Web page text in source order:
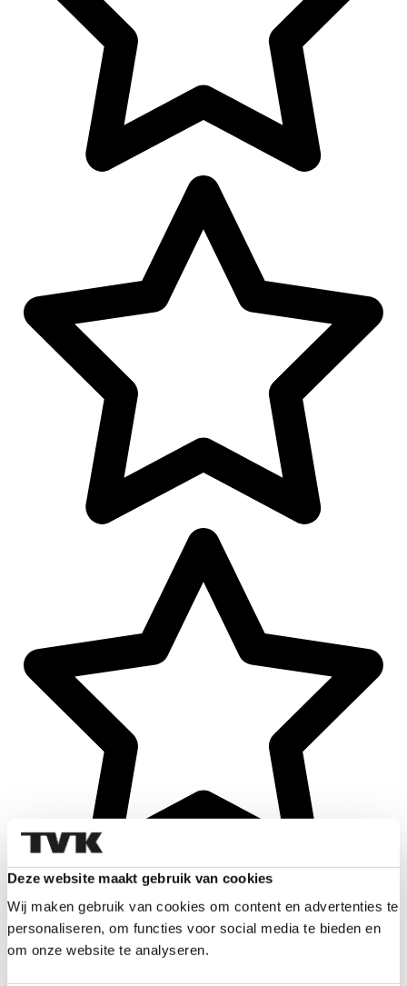
Deze website maakt gebruik van cookies
Wij maken gebruik van cookies om content en advertenties te
personaliseren, om functies voor social media te bieden en
om onze website te analyseren.